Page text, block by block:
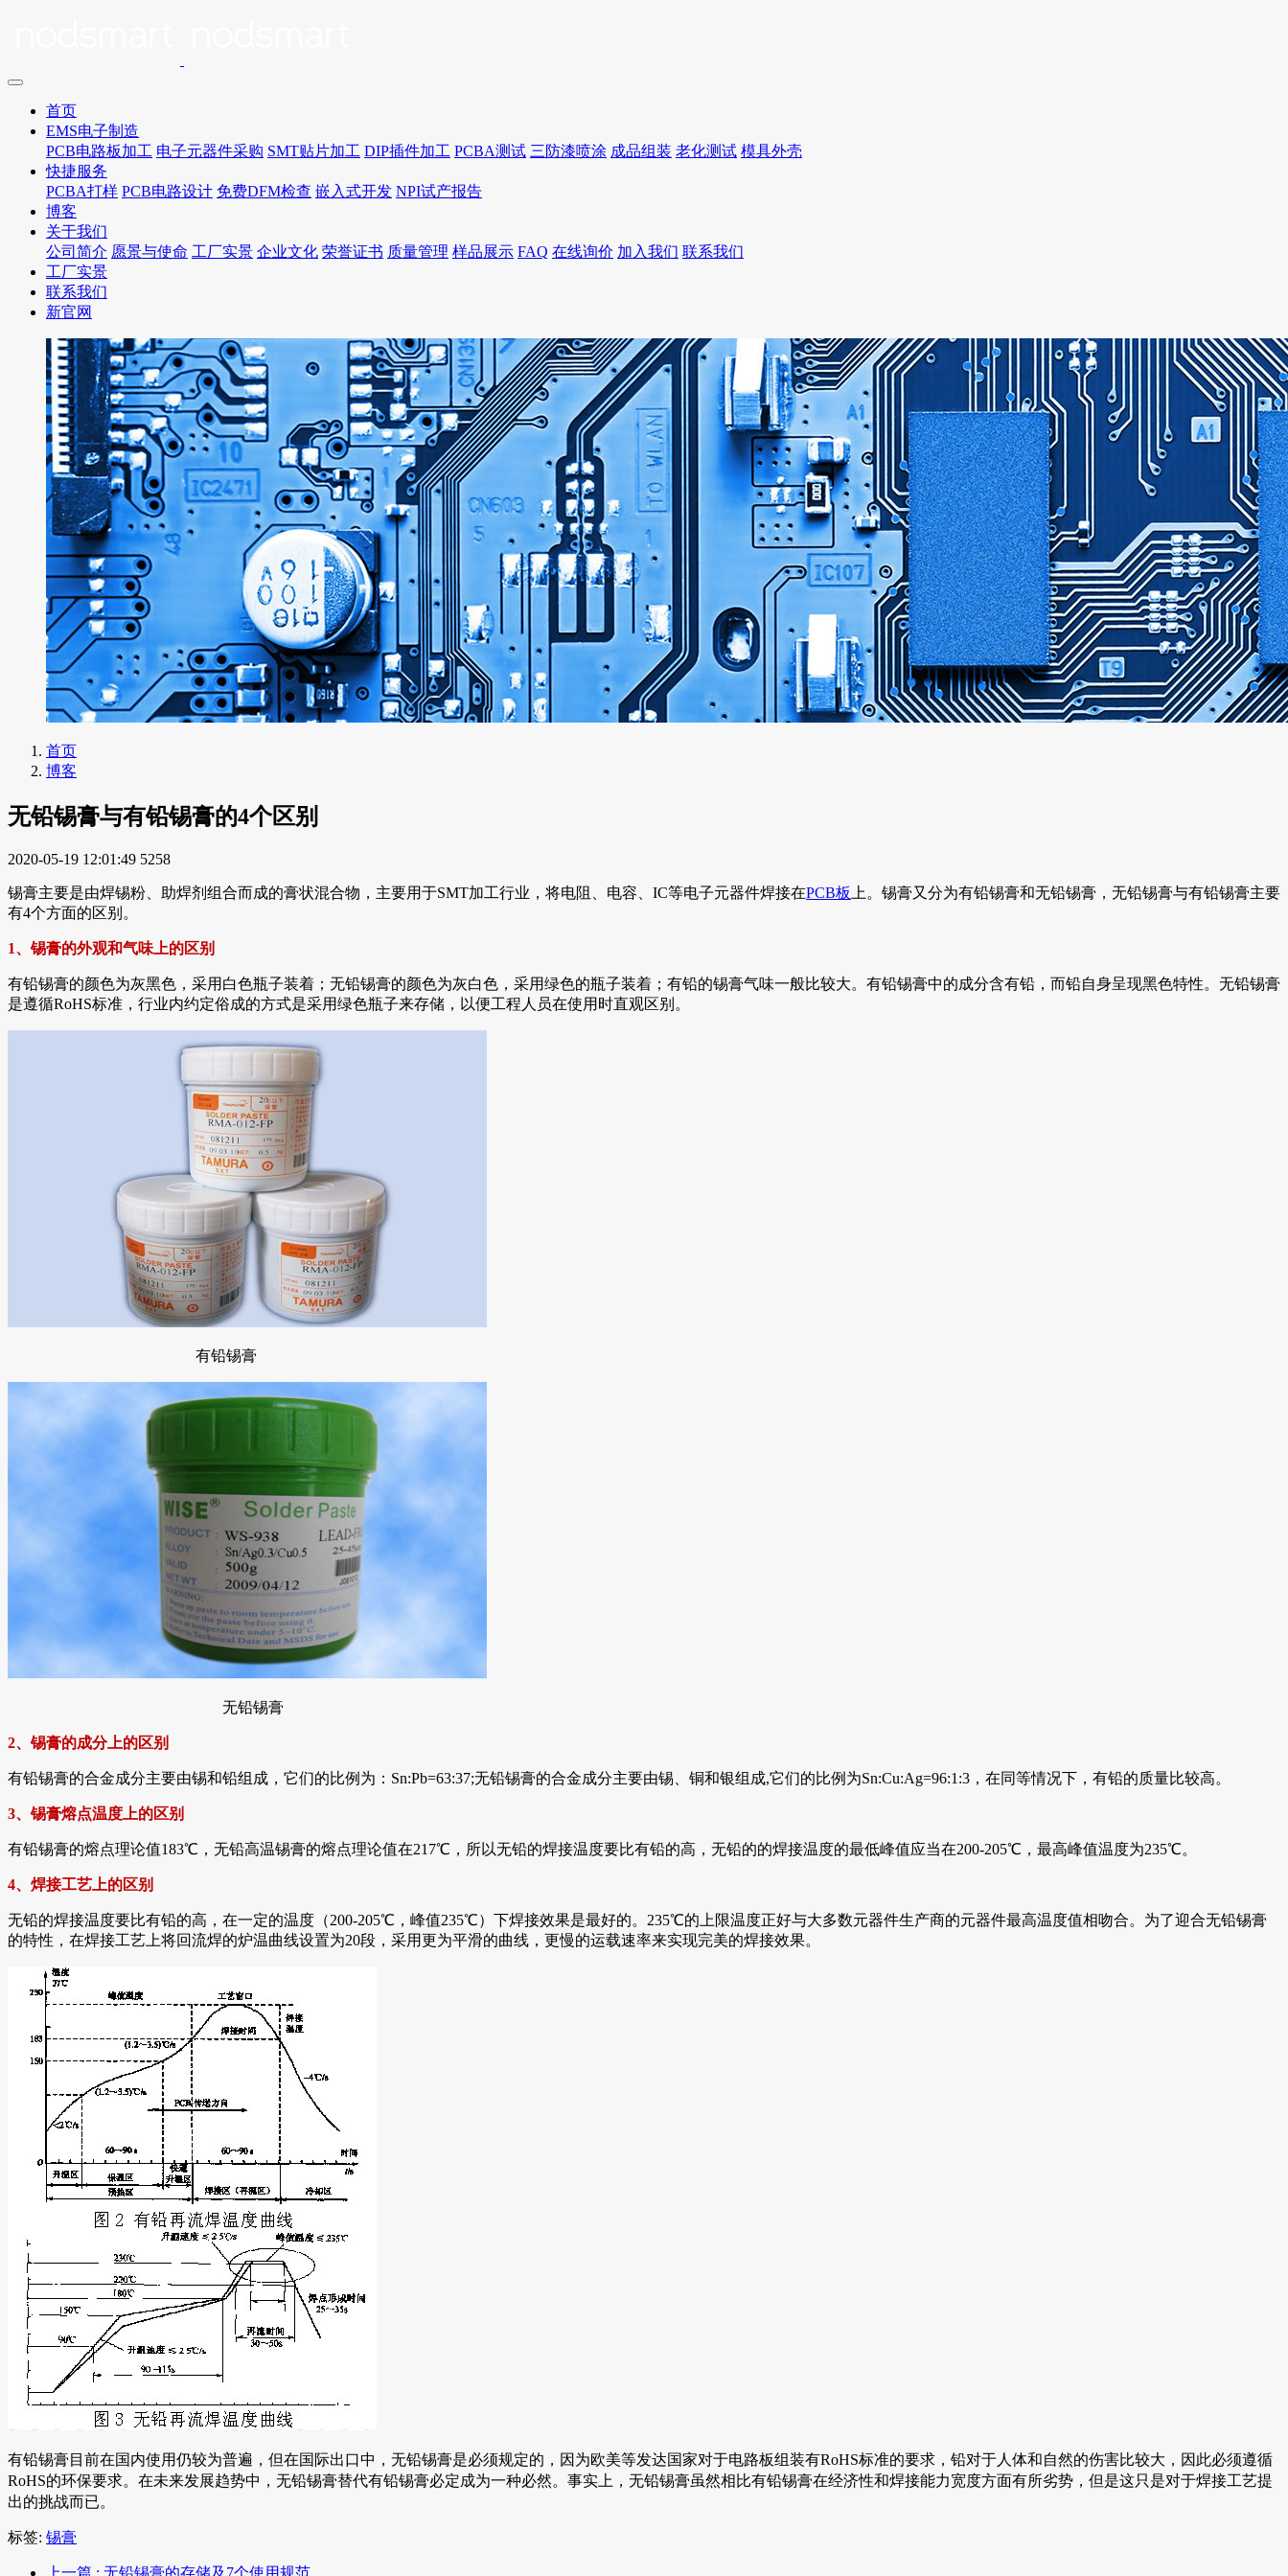
首页
EMS电子制造
PCB电路板加工 电子元器件采购 SMT贴片加工 DIP插件加工 PCBA测试 三防漆喷涂 成品组装 老化测试 模具外壳
快捷服务
PCBA打样 PCB电路设计 免费DFM检查 嵌入式开发 NPI试产报告
博客
关于我们
公司简介 愿景与使命 工厂实景 企业文化 荣誉证书 质量管理 样品展示 FAQ 在线询价 加入我们 联系我们
工厂实景
联系我们
新官网
首页
博客
无铅锡膏与有铅锡膏的4个区别
2020-05-19 12:01:49 5258
锡膏主要是由焊锡粉、助焊剂组合而成的膏状混合物，主要用于SMT加工行业，将电阻、电容、IC等电子元器件焊接在PCB板 上。锡膏又分为有铅锡膏和无铅锡膏，无铅锡膏与有铅锡膏主要
有4个方面的区别。
1、锡膏的外观和气味上的区别
有铅锡膏的颜色为灰黑色，采用白色瓶子装着；无铅锡膏的颜色为灰白色，采用绿色的瓶子装着；有铅的锡膏气味一般比较大。有铅锡膏中的成分含有铅，而铅自身呈现黑色特性。无铅锡膏
是遵循RoHS标准，行业内约定俗成的方式是采用绿色瓶子来存储，以便工程人员在使用时直观区别。
有铅锡膏
无铅锡膏
2、锡膏的成分上的区别
有铅锡膏的合金成分主要由锡和铅组成，它们的比例为：Sn:Pb=63:37;无铅锡膏的合金成分主要由锡、铜和银组成,它们的比例为Sn:Cu:Ag=96:1:3，在同等情况下，有铅的质量比较高。
3、锡膏熔点温度上的区别
有铅锡膏的熔点理论值183℃，无铅高温锡膏的熔点理论值在217℃，所以无铅的焊接温度要比有铅的高，无铅的的焊接温度的最低峰值应当在200-205℃，最高峰值温度为235℃。
4、焊接工艺上的区别
无铅的焊接温度要比有铅的高，在一定的温度（200-205℃，峰值235℃）下焊接效果是最好的。235℃的上限温度正好与大多数元器件生产商的元器件最高温度值相吻合。为了迎合无铅锡膏
的特性，在焊接工艺上将回流焊的炉温曲线设置为20段，采用更为平滑的曲线，更慢的运载速率来实现完美的焊接效果。
有铅锡膏目前在国内使用仍较为普遍，但在国际出口中，无铅锡膏是必须规定的，因为欧美等发达国家对于电路板组装有RoHS标准的要求，铅对于人体和自然的伤害比较大，因此必须遵循
RoHS的环保要求。在未来发展趋势中，无铅锡膏替代有铅锡膏必定成为一种必然。事实上，无铅锡膏虽然相比有铅锡膏在经济性和焊接能力宽度方面有所劣势，但是这只是对于焊接工艺提
出的挑战而已。
标签: 锡膏
上一篇 : 无铅锡膏的存储及7个使用规范